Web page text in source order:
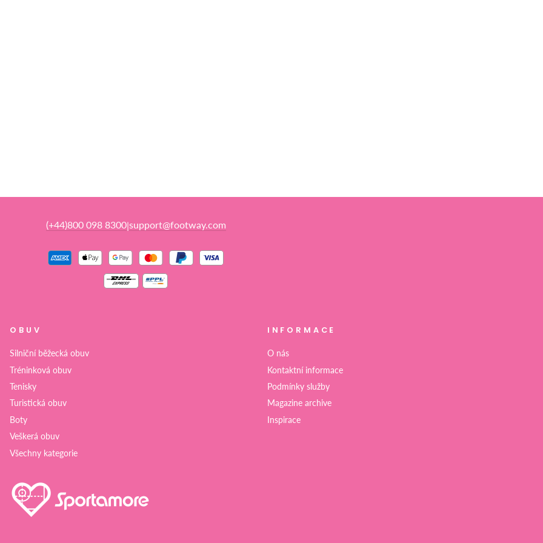
(+44)800 098 8300|support@footway.com
OBUV
Silniční běžecká obuv
Tréninková obuv
Tenisky
Turistická obuv
Boty
Veškerá obuv
Všechny kategorie
INFORMACE
O nás
Kontaktní informace
Podmínky služby
Magazine archive
Inspirace